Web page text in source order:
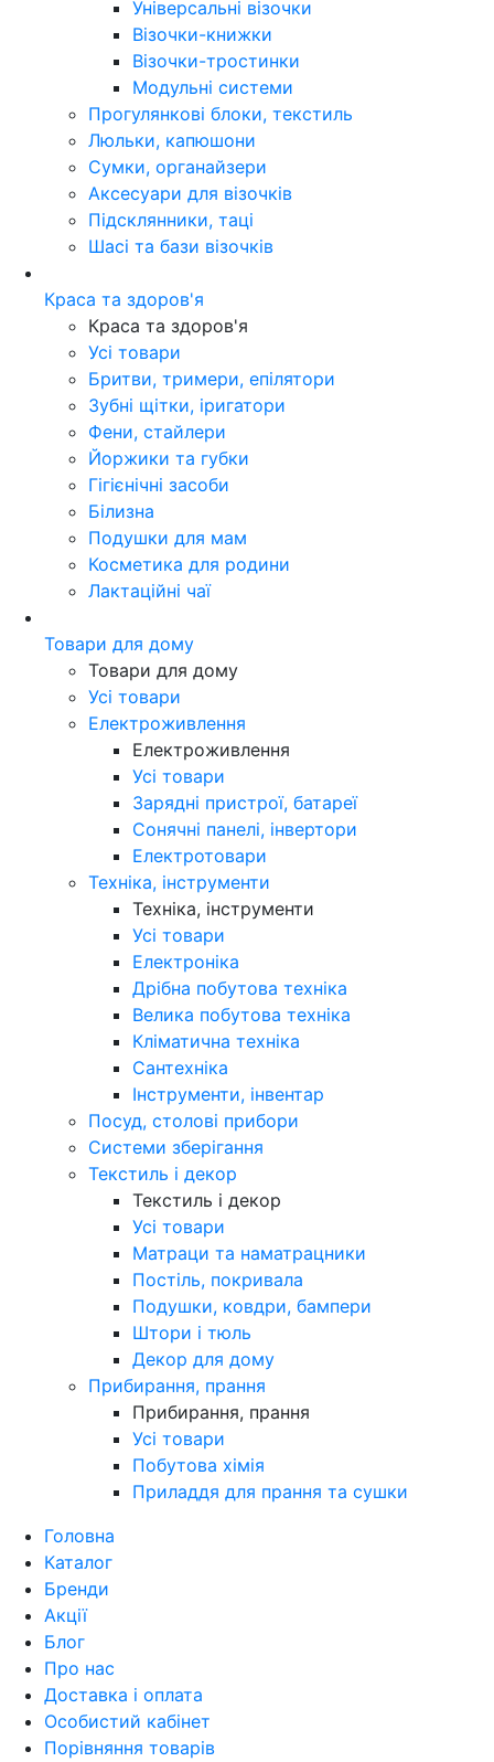
Універсальні візочки
Візочки-книжки
Візочки-тростинки
Модульні системи
Прогулянкові блоки, текстиль
Люльки, капюшони
Сумки, органайзери
Аксесуари для візочків
Підсклянники, таці
Шасі та бази візочків
Краса та здоров'я
Краса та здоров'я
Усі товари
Бритви, тримери, епілятори
Зубні щітки, іригатори
Фени, стайлери
Йоржики та губки
Гігієнічні засоби
Білизна
Подушки для мам
Косметика для родини
Лактаційні чаї
Товари для дому
Товари для дому
Усі товари
Електроживлення
Електроживлення
Усі товари
Зарядні пристрої, батареї
Сонячні панелі, інвертори
Електротовари
Техніка, інструменти
Техніка, інструменти
Усі товари
Електроніка
Дрібна побутова техніка
Велика побутова техніка
Кліматична техніка
Сантехніка
Інструменти, інвентар
Посуд, столові прибори
Системи зберігання
Текстиль і декор
Текстиль і декор
Усі товари
Матраци та наматрацники
Постіль, покривала
Подушки, ковдри, бампери
Штори і тюль
Декор для дому
Прибирання, прання
Прибирання, прання
Усі товари
Побутова хімія
Приладдя для прання та сушки
Головна
Каталог
Бренди
Акції
Блог
Про нас
Доставка і оплата
Особистий кабінет
Порівняння товарів